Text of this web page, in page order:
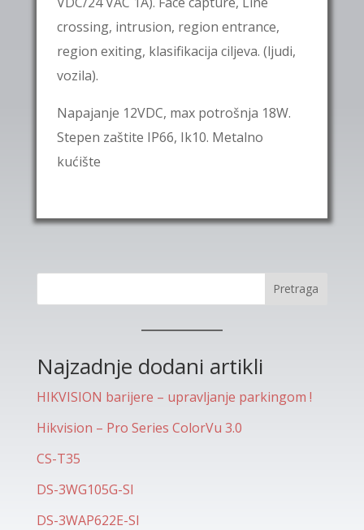
crossing, intrusion, region entrance,
region exiting, klasifikacija ciljeva. (ljudi,
vozila).
Napajanje 12VDC, max potrošnja 18W.
Stepen zaštite IP66, Ik10. Metalno
kućište
Pretraga
Najzadnje dodani artikli
HIKVISION barijere – upravljanje parkingom !
Hikvision – Pro Series ColorVu 3.0
CS-T35
DS-3WG105G-SI
DS-3WAP622E-SI